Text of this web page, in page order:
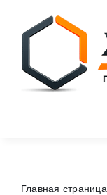
content
Главная страница